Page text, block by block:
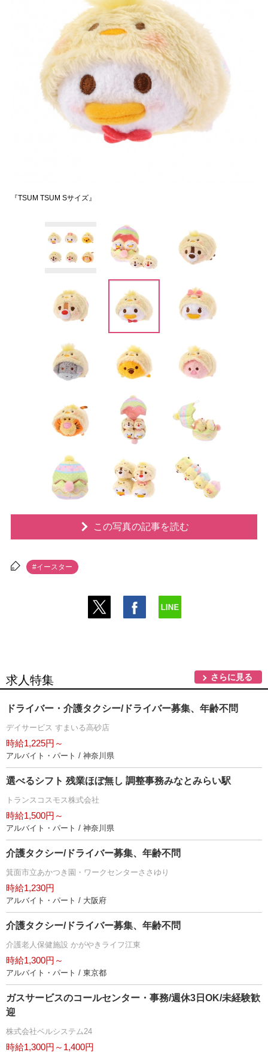
『TSUM TSUM Sサイズ』
この写真の記事を読む
#イースター
求人特集 さらに見る
ドライバー・介護タクシー/ドライバー募集、年齢不問
デイサービス すまいる高砂店
時給1,225円～
アルバイト・パート / 神奈川県
選べるシフト 残業ほぼ無し 調整事務みなとみらい駅
トランスコスモス株式会社
時給1,500円～
アルバイト・パート / 神奈川県
介護タクシー/ドライバー募集、年齢不問
箕面市立あかつき園・ワークセンターささゆり
時給1,230円
アルバイト・パート / 大阪府
介護タクシー/ドライバー募集、年齢不問
介護老人保健施設 かがやきライフ江東
時給1,300円～
アルバイト・パート / 東京都
ガスサービスのコールセンター・事務/週休3日OK/未経験歓
迎
株式会社ベルシステム24
時給1,300円～1,400円